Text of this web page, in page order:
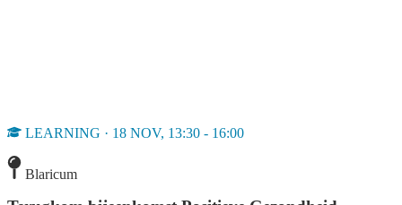
LEARNING · 18 NOV, 13:30 - 16:00
Blaricum